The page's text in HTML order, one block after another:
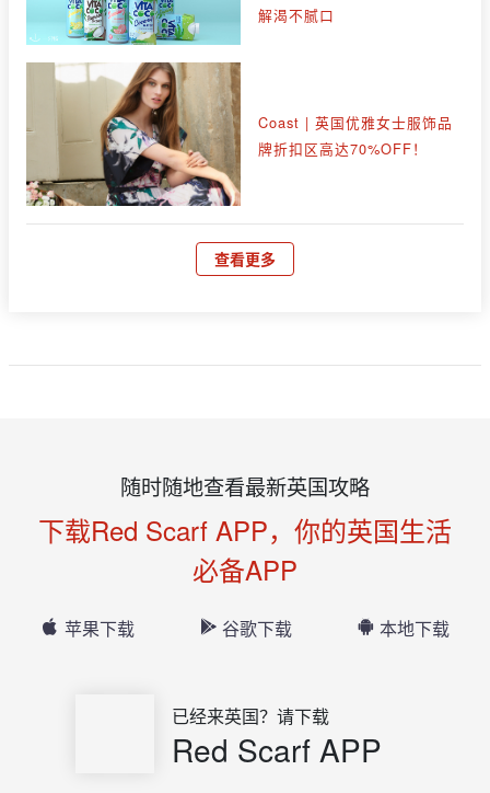
解渴不腻口
Coast | 英国优雅女士服饰品
牌折扣区高达70%OFF！
查看更多
随时随地查看最新英国攻略
下载Red Scarf APP，你的英国生活
必备APP
苹果下载 谷歌下载 本地下载
已经来英国？请下载
Red Scarf APP